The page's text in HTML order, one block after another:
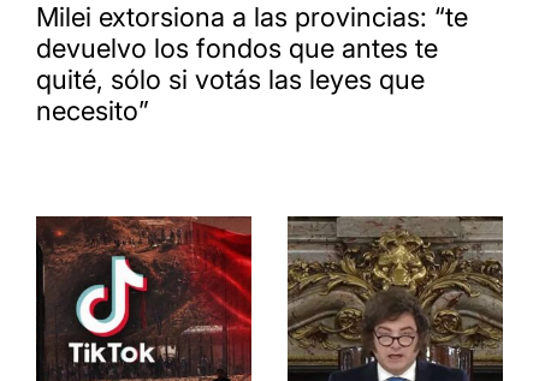
Milei extorsiona a las provincias: “te
devuelvo los fondos que antes te
quité, sólo si votás las leyes que
necesito”